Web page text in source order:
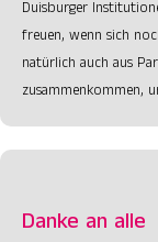
Duisburger
freuen, wenn sich
natürlich auch aus
zusammenkommen,
Danke an alle